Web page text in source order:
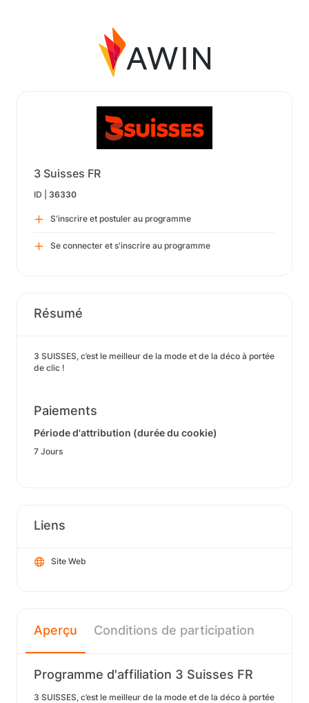
3 Suisses FR
ID | 36330
S'inscrire et postuler au programme
Se connecter et s'inscrire au programme
Résumé
3 SUISSES, c’est le meilleur de la mode et de la déco à portée
de clic !
Paiements
Période d'attribution (durée du cookie)
7 Jours
Liens
Site Web
Aperçu Conditions de participation
Programme d'affiliation 3 Suisses FR
3 SUISSES, c’est le meilleur de la mode et de la déco à portée